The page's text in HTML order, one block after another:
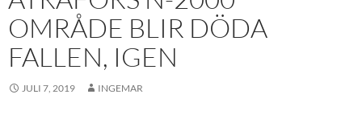
OMRÅDE BLIR DÖDA
FALLEN, IGEN
JULI 7, 2019 INGEMAR